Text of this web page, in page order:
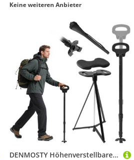
Keine weiteren Anbieter
DENMOSTY Höhenverstellbarer Gehstock mit Sitz, Klappbarer Sitzstock 150 kg mit Kissen für Erwachsene & Senioren, Tragbar Spazierstock Stock Wanderstock mit Sitz Faltbar Gehstocksitz Outdoor Reisen